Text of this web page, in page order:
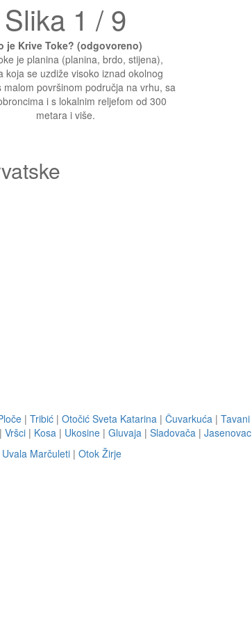
Slika 1 / 9
je Krive Toke? (odgovoreno)
je planina (planina, brdo, stijena),
koja se uzdiže visoko iznad okolnog
malom površinom područja na vrhu, sa
i s lokalnim reljefom od 300
metara i više.
| Tribić | Otočić Sveta Katarina | Čuvarkuća | Tavani
| Vršci | Kosa | Ukosine | Gluvaja | Sladovača | Jasenovac
Uvala Marčuleti | Otok Žirje